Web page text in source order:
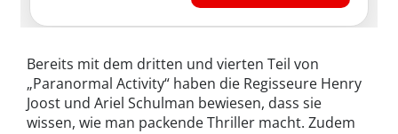
Bereits mit dem dritten und vierten Teil von
„Paranormal Activity“ haben die Regisseure Henry
Joost und Ariel Schulman bewiesen, dass sie
wissen, wie man packende Thriller macht. Zudem